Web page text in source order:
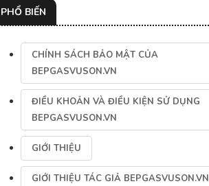
PHỔ BIẾN
CHÍNH SÁCH BẢO MẬT CỦA
BEPGASVUSON.VN
ĐIỀU KHOẢN VÀ ĐIỀU KIỆN SỬ DỤNG
BEPGASVUSON.VN
GIỚI THIỆU
GIỚI THIỆU TÁC GIẢ BEPGASVUSON.VN